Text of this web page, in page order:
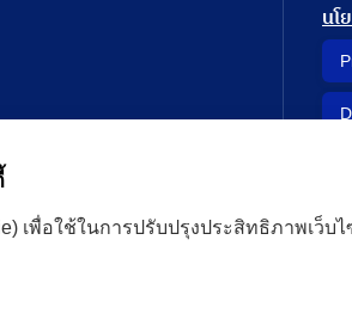
นโ
เพื่อใช้ในการปรับปรุงประสิทธิภาพเว็